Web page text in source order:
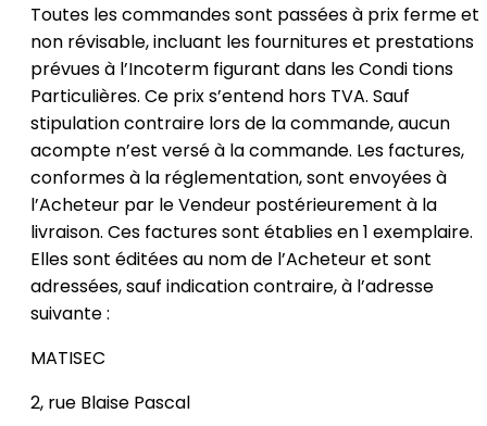
Toutes les commandes sont passées à prix ferme et
non révisable, incluant les fournitures et prestations
prévues à l’Incoterm figurant dans les Condi tions
Particulières. Ce prix s’entend hors TVA. Sauf
stipulation contraire lors de la commande, aucun
acompte n’est versé à la commande. Les factures,
conformes à la réglementation, sont envoyées à
l’Acheteur par le Vendeur postérieurement à la
livraison. Ces factures sont établies en 1 exemplaire.
Elles sont éditées au nom de l’Acheteur et sont
adressées, sauf indication contraire, à l’adresse
suivante :
MATISEC
2, rue Blaise Pascal